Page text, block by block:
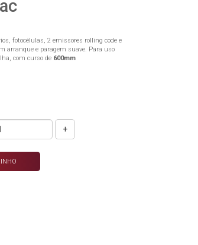
fotocélulas, 2 emissores rolling code e
arranque e paragem suave. Para uso
com curso de 600mm
+